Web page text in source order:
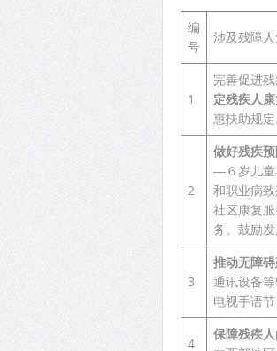
编
号
涉及残障
1
完善促进
定残疾人
惠扶助规定
2
做好残疾
―６岁儿童
和职业病
社区康复
务。鼓励
3
推动无障
通讯设备
电视手语
4
保障残疾